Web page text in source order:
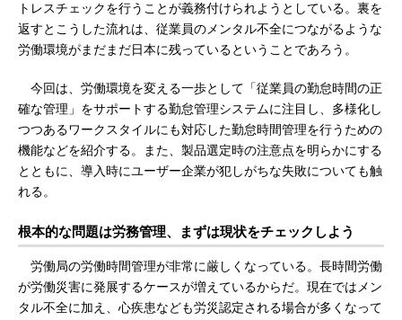
トレスチェックを行うことが義務付けられようとしている。裏を
返すとこうした流れは、従業員のメンタル不全につながるような
労働環境がまだまだ日本に残っているということであろう。
今回は、労働環境を変える一歩として「従業員の勤怠時間の正
確な管理」をサポートする勤怠管理システムに注目し、多様化し
つつあるワークスタイルにも対応した勤怠時間管理を行うための
機能などを紹介する。また、製品選定時の注意点を明らかにする
とともに、導入時にユーザー企業が犯しがちな失敗についても触
れる。
根本的な問題は労務管理、まずは現状をチェックしよう
労働局の労働時間管理が非常に厳しくなっている。長時間労働
が労働災害に発展するケースが増えているからだ。現在ではメン
タル不全に加え、心疾患なども労災認定される場合が多くなって